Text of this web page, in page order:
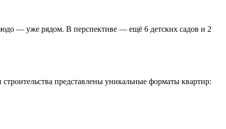
— уже рядом. В перспективе — ещё 6 детских садов и 2
представлены уникальные форматы квартир: